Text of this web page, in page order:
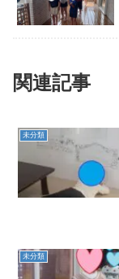
関連記事
未分類
未分類